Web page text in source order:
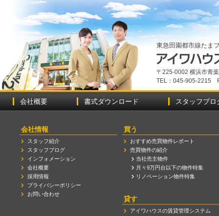
東急田園都市線たま
〒225-0002 横浜市青
TEL：045-905-2215
会社概要 書式ダウンロード スタッフブロ
会社情報
スタッフ紹介
スタッフブログ
インフォメーション
会社概要
採用情報
プライバシーポリシー
お問い合わせ
買う
おすすめ売買物件レポート
売買物件の紹介
当社売主物件
月々9万円台以下の物件特集
リノベーション物件特集
貸す
アイワハウスの賃貸管理システム